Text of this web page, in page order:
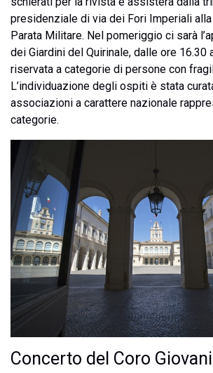
presidenziale di via dei Fori Imperiali
Parata Militare. Nel pomeriggio ci sarà
dei Giardini del Quirinale, dalle ore 16.30
riservata a categorie di persone con
L’individuazione degli ospiti è stata
associazioni a carattere nazionale
categorie.
Concerto del Coro